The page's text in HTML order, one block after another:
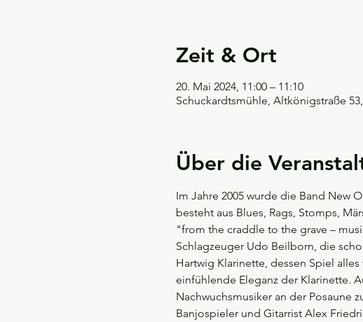
Zeit & Ort
20. Mai 2024, 11:00 – 11:10
Schuckardtsmühle, Altkönigstraße
Über die
Im Jahre 2005 wurde die Band New
besteht aus Blues, Rags, Stomps,
"from the craddle to the grave –
Schlagzeuger Udo Beilborn, die
Hartwig Klarinette, dessen Spiel
einfühlende Eleganz der Klarinette.
Nachwuchsmusiker an der Posaune
Banjospieler und Gitarrist Alex